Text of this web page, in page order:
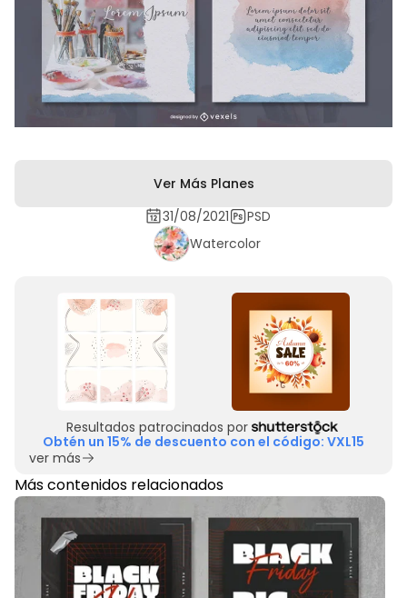
Ver Más Planes
31/08/2021
PSD
Watercolor
Resultados patrocinados por
Obtén un 15% de descuento con el código: VXL15
ver más
Más contenidos relacionados